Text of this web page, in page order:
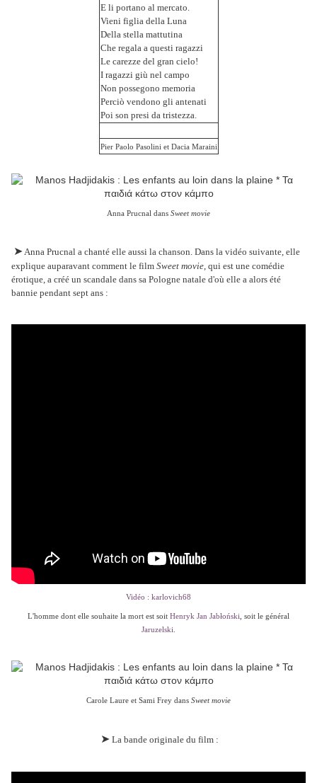
E li portano al mercato.
Vieni figlia della Luna
Della stella mattutina
Che regala a questi ragazzi
Le carezze del gran cielo!
I ragazzi giù nel campo
Non possegono memoria
Perciò vendono gli antenati
Poi son presi da tristezza.
Pier Paolo Pasolini et Dacia Maraini
Anna Prucnal dans Sweet movie
➤ Anna Prucnal a chanté elle aussi la chanson. Dans la vidéo suivante, elle
explique auparavant comment le film Sweet movie, qui est une comédie
érotique, a créé un scandale dans sa Pologne natale d'où elle a alors été
bannie pendant sept ans :
Vidéo : karlovich68
L'homme dont elle souhaite la mort est soit Henryk Jan Jabłoński , soit le général
Jaruzelski
Carole Laure et Sami Frey dans Sweet movie
➤ La bande originale du film :